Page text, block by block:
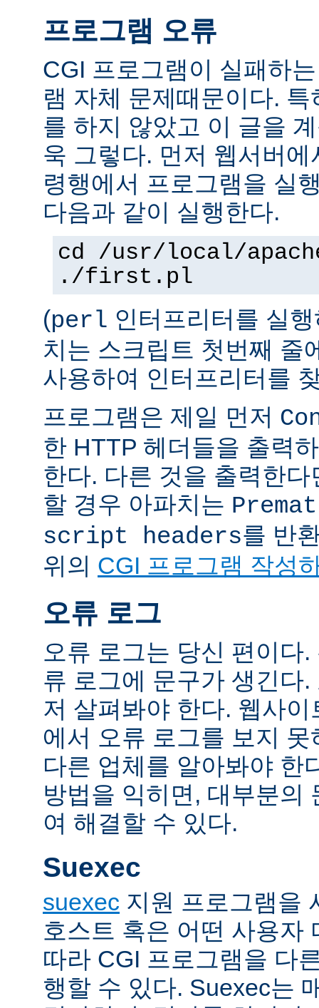
프로그램 오류
CGI 프로그램이 실패하
램 자체 문제때문이다.
를 하지 않았고 이 글을
욱 그렇다. 먼저 웹서버
령행에서 프로그램을 실
다음과 같이 실행한다.
cd /usr/local/
./first.pl
(perl 인터프리터를 실
치는 스크립트 첫번째 줄
사용하여 인터프리터를
프로그램은 제일 먼저
한 HTTP 헤더들을 출력
한다. 다른 것을 출력한
할 경우 아파치는
script headers를 반
위의 CGI 프로그램 작성
오류 로그
오류 로그는 당신 편이다
류 로그에 문구가 생긴다
저 살펴봐야 한다. 웹사
에서 오류 로그를 보지
다른 업체를 알아봐야 한
방법을 익히면, 대부분의
여 해결할 수 있다.
Suexec
suexec 지원 프로그램을
호스트 혹은 어떤 사용자
따라 CGI 프로그램을 다
행할 수 있다. Suexec는